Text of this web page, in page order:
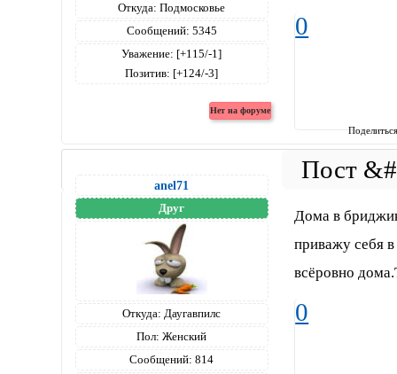
Откуда: Подмосковье
Сообщений: 5345
Уважение: [+115/-1]
Позитив: [+124/-3]
0
anel71
Друг
Откуда: Даугавпилс
Пол: Женский
Сообщений: 814
Дома в
приважу себя
всёровно
0